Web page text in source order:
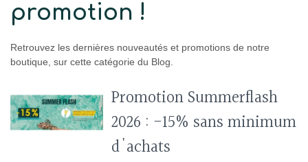
promotion !
Retrouvez les dernières nouveautés et promotions de notre
boutique, sur cette catégorie du Blog.
Promotion Summerflash
2026 : -15% sans minimum
d'achats